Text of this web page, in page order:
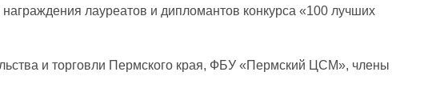
лауреатов и дипломантов конкурса «100 лучших
и торговли Пермского края, ФБУ «Пермский ЦСМ», члены